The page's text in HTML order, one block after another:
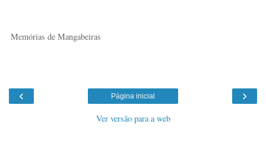
Memórias de Mangabeiras
‹ ›
Página inicial
Ver versão para a web